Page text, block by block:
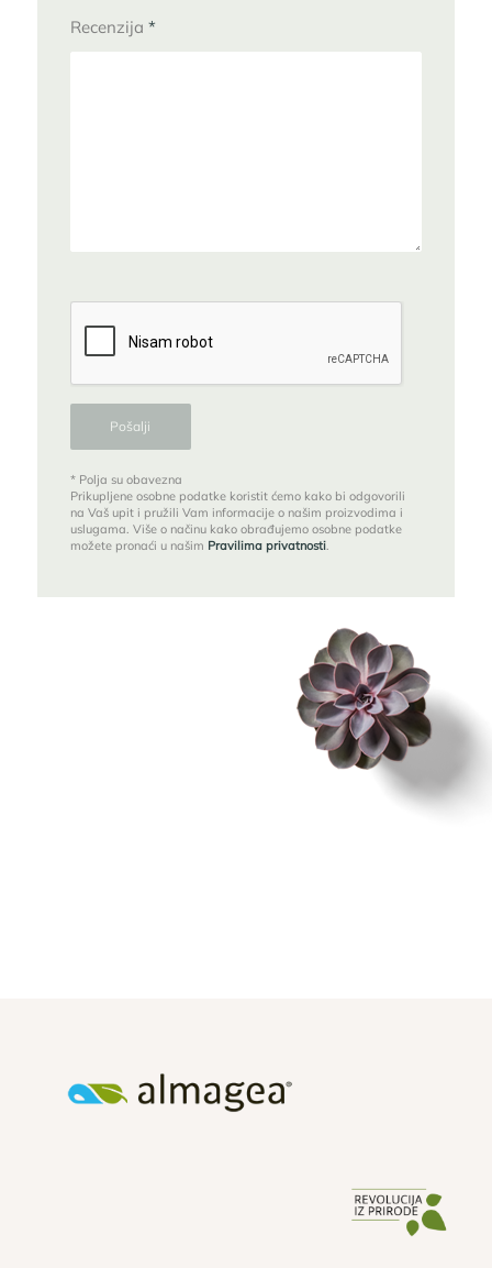
Recenzija *
* Polja su obavezna
Prikupljene osobne podatke koristit ćemo kako bi odgovorili
na Vaš upit i pružili Vam informacije o našim proizvodima i
uslugama. Više o načinu kako obrađujemo osobne podatke
možete pronaći u našim Pravilima privatnosti.